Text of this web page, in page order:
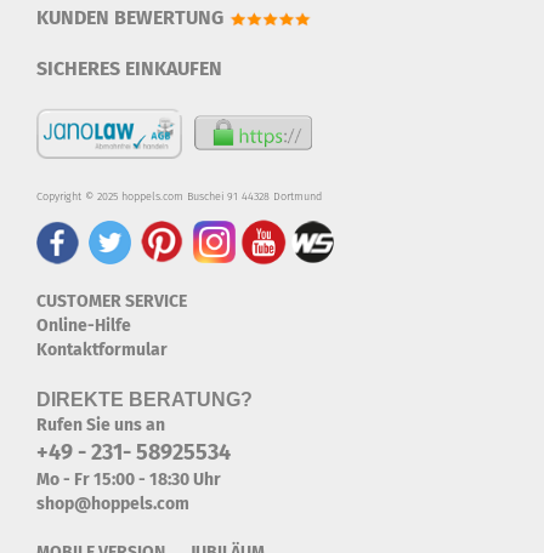
KUNDEN BEWERTUNG
SICHERES EINKAUFEN
Copyright © 2025 hoppels.com Buschei 91 44328 Dortmund
CUSTOMER SERVICE
Online-Hilfe
Kontaktformular
DIREKTE BERATUNG?
Rufen Sie uns an
+49 - 231- 58925534
Mo - Fr 15:00 - 18:30 Uhr
shop@hoppels.com